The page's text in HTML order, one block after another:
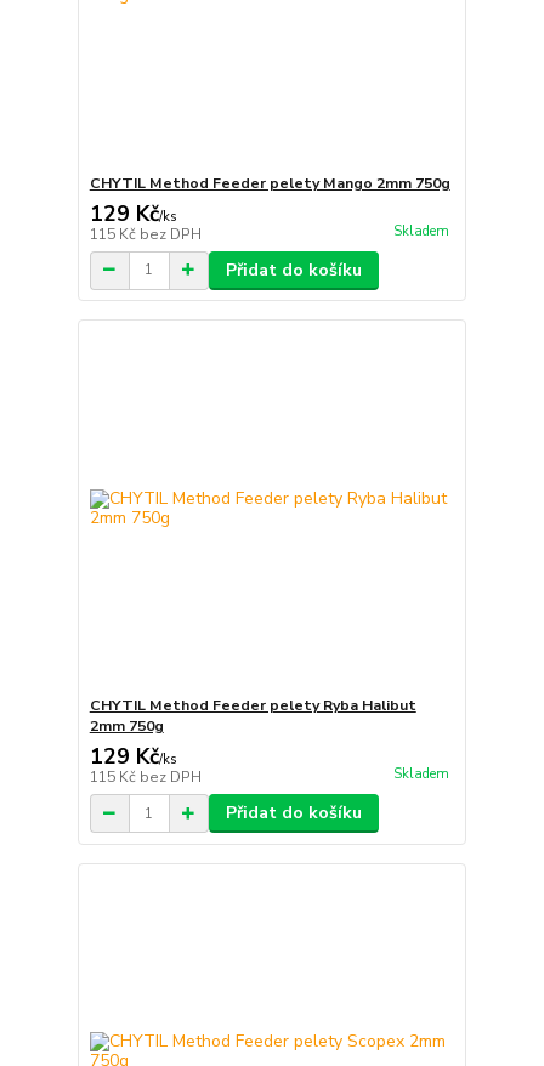
CHYTIL Method Feeder pelety Mango 2mm 750g
129 Kč/ks
115 Kč bez DPH Skladem
Přidat do košíku
CHYTIL Method Feeder pelety Ryba Halibut
2mm 750g
129 Kč/ks
115 Kč bez DPH Skladem
Přidat do košíku